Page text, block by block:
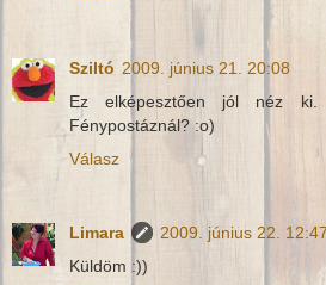
Sziltó 2009. június 21. 20:08
Ez elképesztően jól néz
Fénypostáznál? :o)
Válasz
Limara
2009. június 22.
Küldöm :))